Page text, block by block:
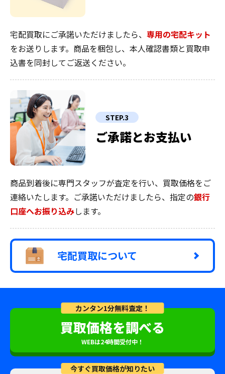
宅配買取にご承諾いただけましたら、 専用の宅配キット
をお送りします。商品を梱包し、本人確認書類と買取申
込書を同封してご返送ください。
STEP.3
ご承諾とお支払い
商品到着後に専門スタッフが査定を行い、買取価格をご
連絡いたします。ご承諾いただけましたら、指定の銀行
口座へお振り込みします。
宅配買取について
カンタン1分無料査定！
買取価格を調べる
WEBは24時間受付中！
今すぐ買取価格が知りたい